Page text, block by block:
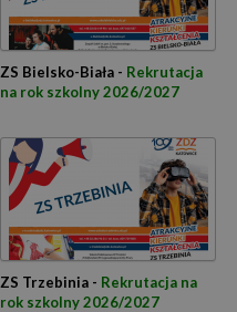
ZS Bielsko-Biała - Rekrutacja
na rok szkolny 2026/2027
ZS Trzebinia - Rekrutacja na
rok szkolny 2026/2027